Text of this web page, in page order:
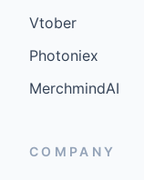
Vtober
Photoniex
MerchmindAI
COMPANY